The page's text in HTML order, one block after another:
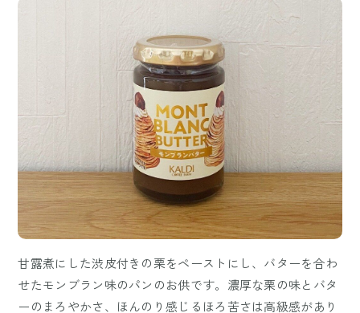
甘露煮にした渋皮付きの栗をペーストにし、バターを合わ
せたモンブラン味のパンのお供です。濃厚な栗の味とバタ
ーのまろやかさ、ほんのり感じるほろ苦さは高級感があり